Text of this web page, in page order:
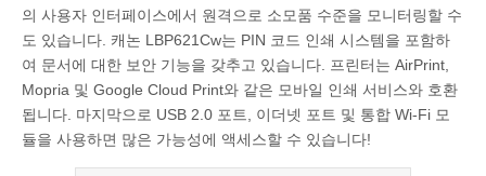
의 사용자 인터페이스에서 원격으로 소모품 수준을 모니터링할 수
도 있습니다. 캐논 LBP621Cw는 PIN 코드 인쇄 시스템을 포함하
여 문서에 대한 보안 기능을 갖추고 있습니다. 프린터는 AirPrint,
Mopria 및 Google Cloud Print와 같은 모바일 인쇄 서비스와 호환
됩니다. 마지막으로 USB 2.0 포트, 이더넷 포트 및 통합 Wi-Fi 모
듈을 사용하면 많은 가능성에 액세스할 수 있습니다!